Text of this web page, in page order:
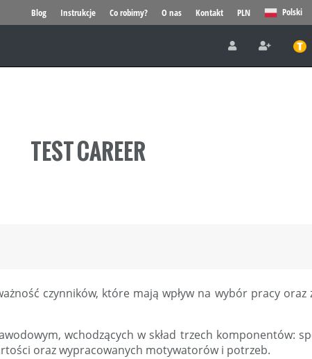
Blog Instrukcje Co robimy? O nas Kontakt PLN Polski
TEST CAREER
czynników, które mają wpływ na wybór pracy oraz
wchodzących w skład trzech komponentów:
oraz wypracowanych motywatorów i potrzeb.